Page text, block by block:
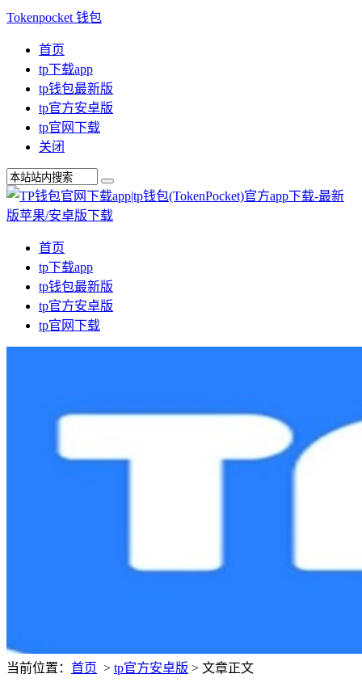
Tokenpocket 钱包
首页
tp下载app
tp钱包最新版
tp官方安卓版
tp官网下载
关闭
首页
tp下载app
tp钱包最新版
tp官方安卓版
tp官网下载
当前位置： 首页 > tp官方安卓版 > 文章正文